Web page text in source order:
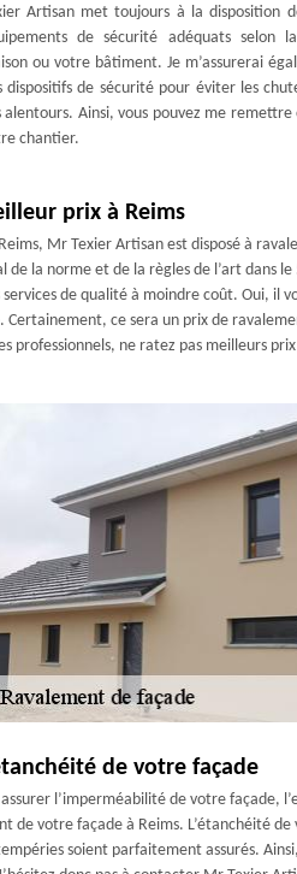
Artisan met toujours à la disposition
de sécurité adéquats selon
ou votre bâtiment. Je m’assurerai
dispositifs de sécurité pour éviter les
alentours. Ainsi, vous pouvez me
chantier.
prix à Reims
Mr Texier Artisan est disposé à
la norme et de la règles de l’art dans le
de qualité à moindre coût. Oui, il
ce sera un prix de
professionnels, ne ratez pas meilleurs
de votre façade
l’imperméabilité de votre façade,
votre façade à Reims. L’étanchéité de
soient parfaitement assurés.